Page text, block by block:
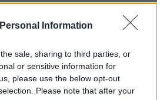
Information
sale, sharing to third parties, or
or sensitive information for
please use the below opt-out
Please note that after your